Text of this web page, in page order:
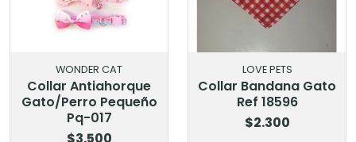
WONDER CAT
Collar Antiahorque
Gato/Perro Pequeño
Pq-017
LOVE PETS
Collar Bandana Gato
Ref 18596
$2.300